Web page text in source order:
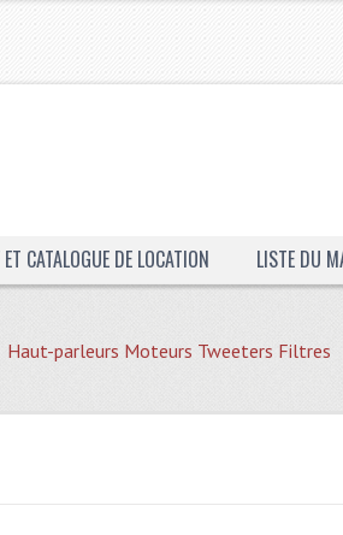
CATALOGUE DE LOCATION LISTE DU
Haut-parleurs Moteurs Tweeters Filtres